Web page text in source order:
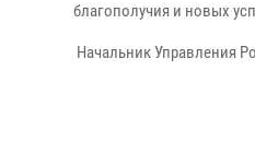
благополучия и новых
Начальник Управления